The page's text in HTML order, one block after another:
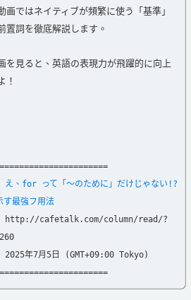
画ではネイティブが頻繁に使う「基準」
置詞を徹底解説します。
を見ると、英語の表現力が飛躍的に向上
！
え、for って「〜のために」だけじゃない!?
す最強フ用法
: http://cafetalk.com/column/read/?
2025年7月5日 (GMT+09:00 Tokyo)